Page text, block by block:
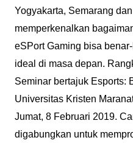
Yogyakarta, Semarang
memperkenalkan
eSPort Gaming bisa
ideal di masa depan.
Seminar bertajuk Esports:
Universitas Kristen
Jumat, 8 Februari 2019.
digabungkan untuk